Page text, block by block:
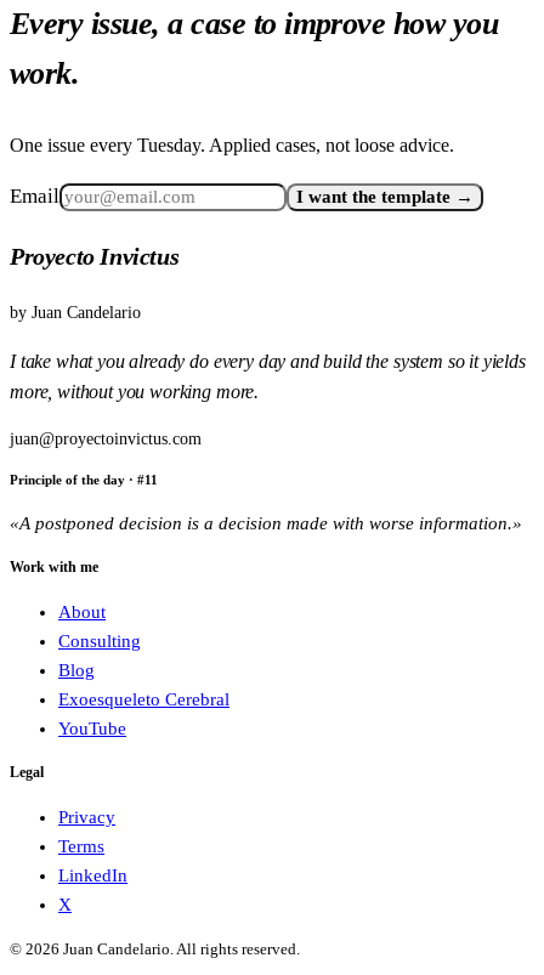
Every issue, a case to improve how you
work.
One issue every Tuesday. Applied cases, not loose advice.
Email I want the template →
Proyecto Invictus
by Juan Candelario
I take what you already do every day and build the system so it yields
more, without you working more.
juan@proyectoinvictus.com
Principle of the day · #11
«A postponed decision is a decision made with worse information.»
Work with me
About
Consulting
Blog
Exoesqueleto Cerebral
YouTube
Legal
Privacy
Terms
LinkedIn
X
© 2026 Juan Candelario.All rights reserved.